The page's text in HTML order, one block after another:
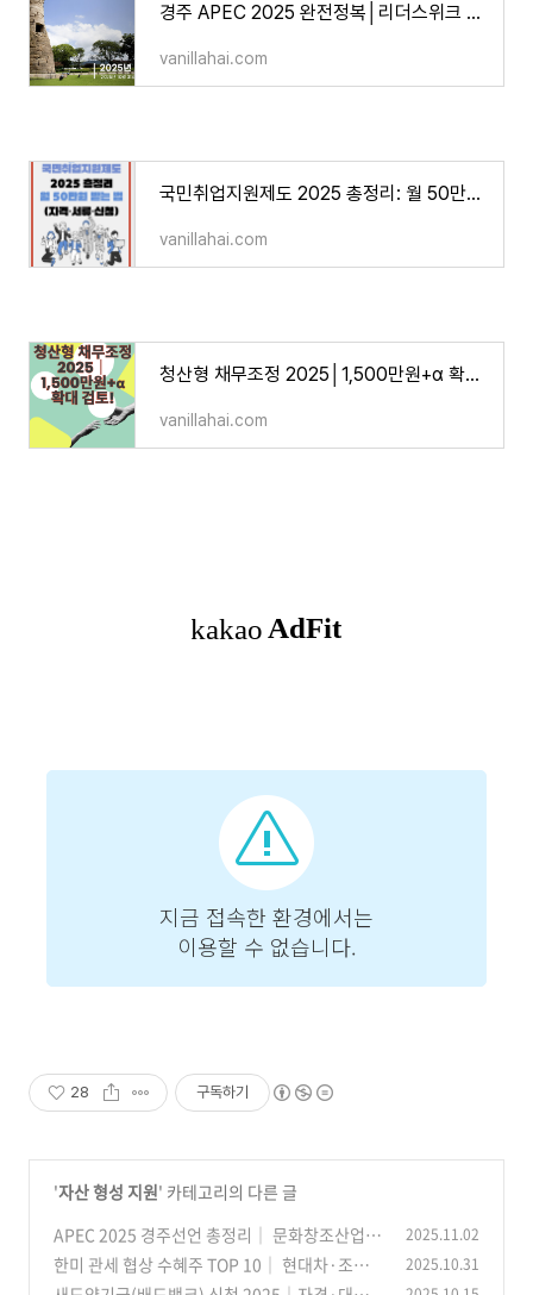
경주 APEC 2025 완전정복│리더스위크 일정·핵심 의제 ·CEO 서밋 기조연설·수혜업종 전망
vanillahai.com
국민취업지원제도 2025 총정리: 월 50만원 받는 법(자격·서류·신청)
vanillahai.com
청산형 채무조정 2025│1,500만원+α 확대 검토! 취약채무자 재기 총정리
vanillahai.com
28 구독하기
'자산 형성 지원' 카테고리의 다른 글
APEC 2025 경주선언 총정리│ 문화창조산업 전
망·수혜주 업종·기업 리스트
(31)
2025.11.02
한미 관세 협상 수혜주 TOP 10│ 현대차·조선·
반도체 지수·대표주 (10/30 분석)
(22)
2025.10.31